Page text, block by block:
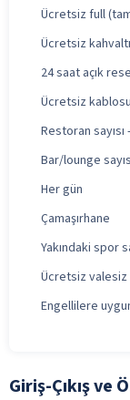
Ücretsiz full
Ücretsiz kahvaltı
24 saat açık
Ücretsiz
Restoran sayısı
Bar/lounge
Her gün
Çamaşırhane
Yakındaki spor
Ücretsiz
Engellilere
Giriş-Çıkış ve